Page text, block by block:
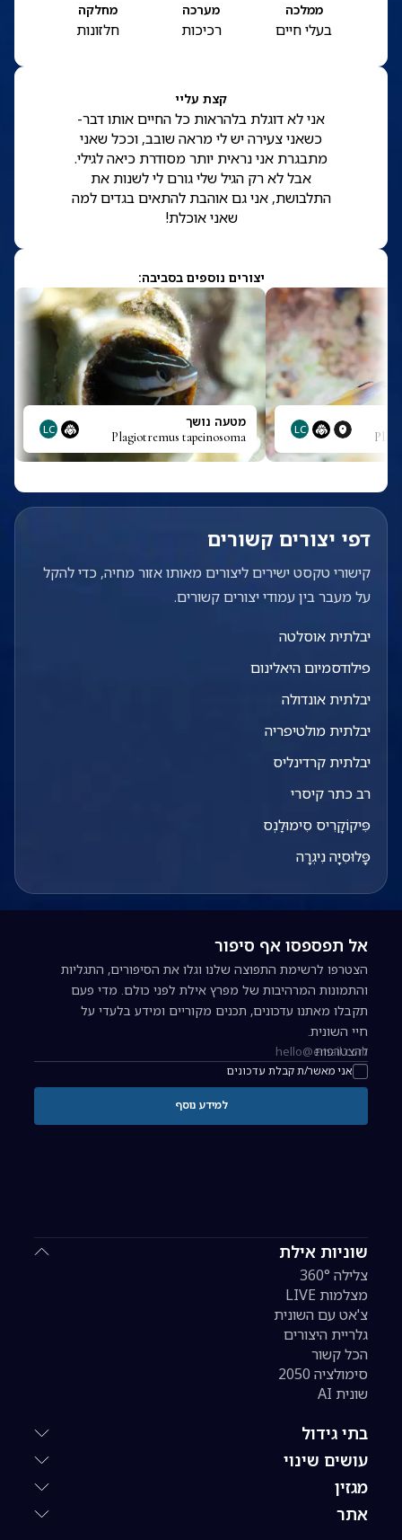
ממלכה
בעלי חיים
מערכה
רכיכות
מחלקה
חלזונות
קצת עליי
אני לא דוגלת בלהראות כל החיים אותו דבר-
כשאני צעירה יש לי מראה שובב, וככל שאני
מתבגרת אני נראית יותר מסודרת כיאה לגילי.
אבל לא רק הגיל שלי גורם לי לשנות את
התלבושת, אני גם אוהבת להתאים בגדים למה
שאני אוכלת!
יצורים נוספים בסביבה:
LC מטעה נושך
Plagiotremus tapeinosoma
LC
דפי יצורים קשורים
קישורי טקסט ישירים ליצורים מאותו אזור מחיה, כדי להקל
על מעבר בין עמודי יצורים קשורים.
יבלתית אוסלטה
פילודסמיום היאלינום
יבלתית אונדולה
יבלתית מולטיפריה
יבלתית קרדינליס
רב כתר קיסרי
פִּיקוֹקָרִיס סִימוּלַנְס
פָּלוּסִיָה נִיגְרָה
שוניות אילת
צלילה 360°
מצלמות LIVE
צ'אט עם השונית
גלריית היצורים
הכל קשור
סימולציה 2050
שונית AI
בתי גידול
עושים שינוי
מגזין
אתר
אל תפספסו אף סיפור
הצטרפו לרשימת התפוצה שלנו וגלו את הסיפורים, התגליות
והתמונות המרהיבות של מפרץ אילת לפני כולם. מדי פעם
תקבלו מאתנו עדכונים, תכנים מקוריים ומידע בלעדי על
חיי השונית.
כתובת אימייל להרשמה לניוזלטר
אני מאשר/ת קבלת עדכונים
להצטרפות
למידע נוסף